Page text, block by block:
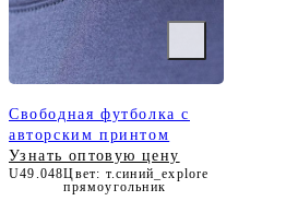
Свободная футболка с
авторским принтом
Узнать оптовую цену
U49.048Цвет: т.синий_explore
прямоугольник